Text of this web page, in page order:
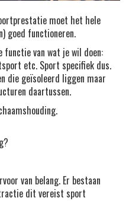
moet het hele
goed functioneren.
van wat je wil doen:
etc. Sport specifiek dus.
die geïsoleerd liggen maar
daartussen.
van belang. Er bestaan
dit vereist sport